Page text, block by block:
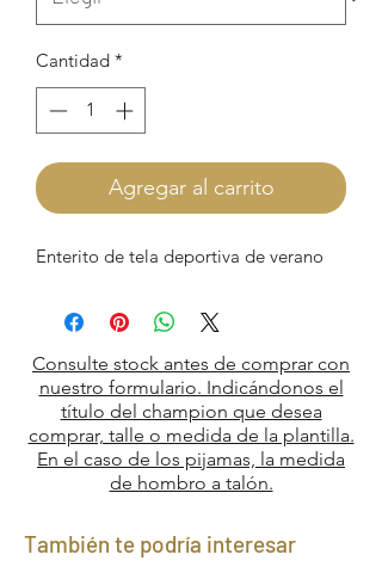
Cantidad *
Agregar al carrito
Enterito de tela deportiva de verano
Consulte stock antes de comprar con
nuestro formulario. Indicándonos el
título del champion que desea
comprar, talle o medida de la plantilla.
En el caso de los pijamas, la medida
de hombro a talón.
También te podría interesar